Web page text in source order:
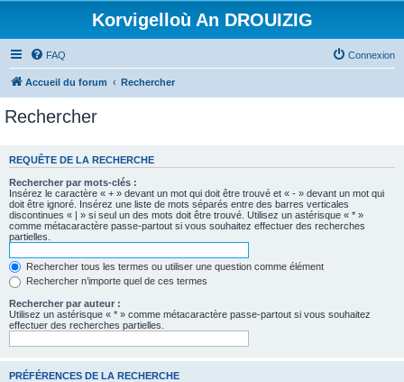
Korvigelloù An DROUIZIG
FAQ Connexion
Accueil du forum Rechercher
Rechercher
REQUÊTE DE LA RECHERCHE
Rechercher par mots-clés :
Insérez le caractère « + » devant un mot qui doit être trouvé et « - » devant un mot qui
doit être ignoré. Insérez une liste de mots séparés entre des barres verticales
discontinues « | » si seul un des mots doit être trouvé. Utilisez un astérisque « * »
comme métacaractère passe-partout si vous souhaitez effectuer des recherches
partielles.
Rechercher tous les termes ou utiliser une question comme élément
Rechercher n’importe quel de ces termes
Rechercher par auteur :
Utilisez un astérisque « * » comme métacaractère passe-partout si vous souhaitez
effectuer des recherches partielles.
PRÉFÉRENCES DE LA RECHERCHE